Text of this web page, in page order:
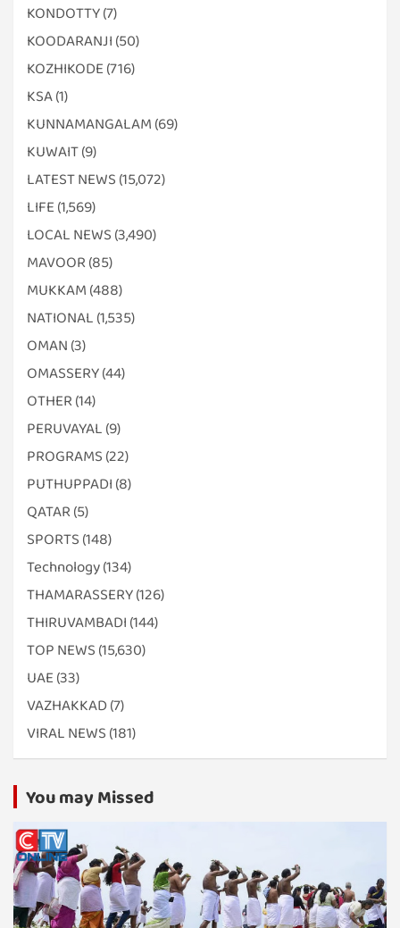
KONDOTTY(7)
KOODARANJI (50)
KOZHIKODE (716)
KSA(1)
KUNNAMANGALAM (69)
KUWAIT(9)
LATEST NEWS (15,072)
LIFE (1,569)
LOCAL NEWS (3,490)
MAVOOR (85)
MUKKAM (488)
NATIONAL (1,535)
OMAN (3)
OMASSERY(44)
OTHER (14)
PERUVAYAL (9)
PROGRAMS (22)
PUTHUPPADI (8)
QATAR (5)
SPORTS (148)
Technology(134)
THAMARASSERY(126)
THIRUVAMBADI (144)
TOP NEWS (15,630)
UAE (33)
VAZHAKKAD(7)
VIRAL NEWS (181)
You may Missed